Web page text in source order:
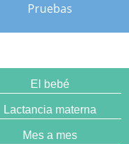
Pruebas
El bebé
Lactancia materna
Mes a mes